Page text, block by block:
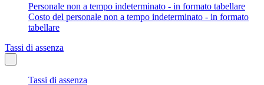
Personale non a tempo indeterminato - in formato tabellare
Costo del personale non a tempo indeterminato - in formato
tabellare
Tassi di assenza
Tassi di assenza